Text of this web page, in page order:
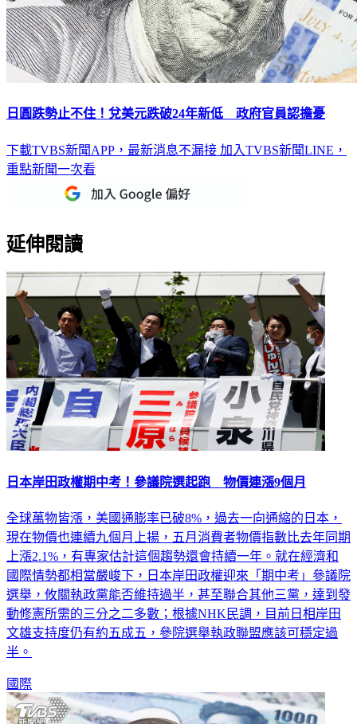
日圓跌勢止不住！兌美元跌破24年新低 政府官員認擔憂
下載TVBS新聞APP，最新消息不漏接 加入TVBS新聞LINE，
重點新聞一次看
延伸閱讀
日本岸田政權期中考！參議院選起跑 物價連漲9個月
全球萬物皆漲，美國通膨率已破8%，過去一向通縮的日本，
現在物價也連續九個月上揚，五月消費者物價指數比去年同期
上漲2.1%，有專家估計這個趨勢還會持續一年。就在經濟和
國際情勢都相當嚴峻下，日本岸田政權迎來「期中考」參議院
選舉，攸關執政黨能否維持過半，甚至聯合其他三黨，達到發
動修憲所需的三分之二多數；根據NHK民調，目前日相岸田
文雄支持度仍有約五成五，參院選舉執政聯盟應該可穩定過
半。
國際